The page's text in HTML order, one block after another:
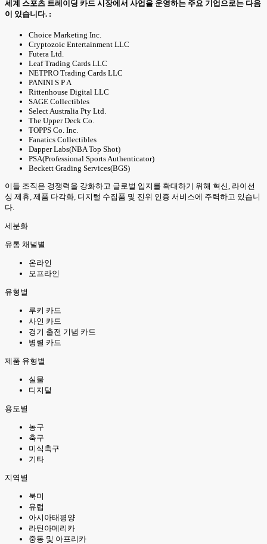
세계 스포츠 트레이딩 카드 시장에서 사업을 운영하는 주요 기업으로는 다음
이 있습니다. :
Choice Marketing Inc.
Cryptozoic Entertainment LLC
Futera Ltd.
Leaf Trading Cards LLC
NETPRO Trading Cards LLC
PANINI S P A
Rittenhouse Digital LLC
SAGE Collectibles
Select Australia Pty Ltd.
The Upper Deck Co.
TOPPS Co. Inc.
Fanatics Collectibles
Dapper Labs(NBA Top Shot)
PSA(Professional Sports Authenticator)
Beckett Grading Services(BGS)
이들 조직은 경쟁력을 강화하고 글로벌 입지를 확대하기 위해 혁신, 라이선
싱 제휴, 제품 다각화, 디지털 수집품 및 진위 인증 서비스에 주력하고 있습니
다.
세분화
유통 채널별
온라인
오프라인
유형별
루키 카드
사인 카드
경기 출전 기념 카드
병렬 카드
제품 유형별
실물
디지털
용도별
농구
축구
미식축구
기타
지역별
북미
유럽
아시아태평양
라틴아메리카
중동 및 아프리카